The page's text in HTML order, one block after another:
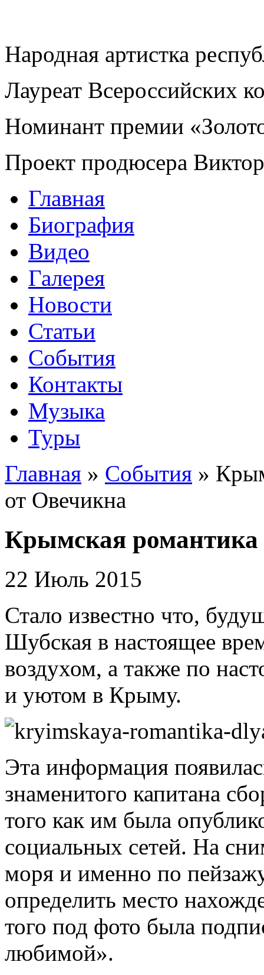
Народная артистка
Лауреат Всероссийских
Номинант премии
Проект продюсера
Главная
Биография
Видео
Галерея
Новости
Статьи
События
Контакты
Музыка
Туры
Главная » События »
от Овечикна
Крымская
22 Июль 2015
Стало известно что,
Шубская в настоящее
воздухом, а также по
и уютом в Крыму.
Эта информация
знаменитого капитана
того как им была
социальных сетей. На
моря и именно по
определить место
того под фото была
любимой».